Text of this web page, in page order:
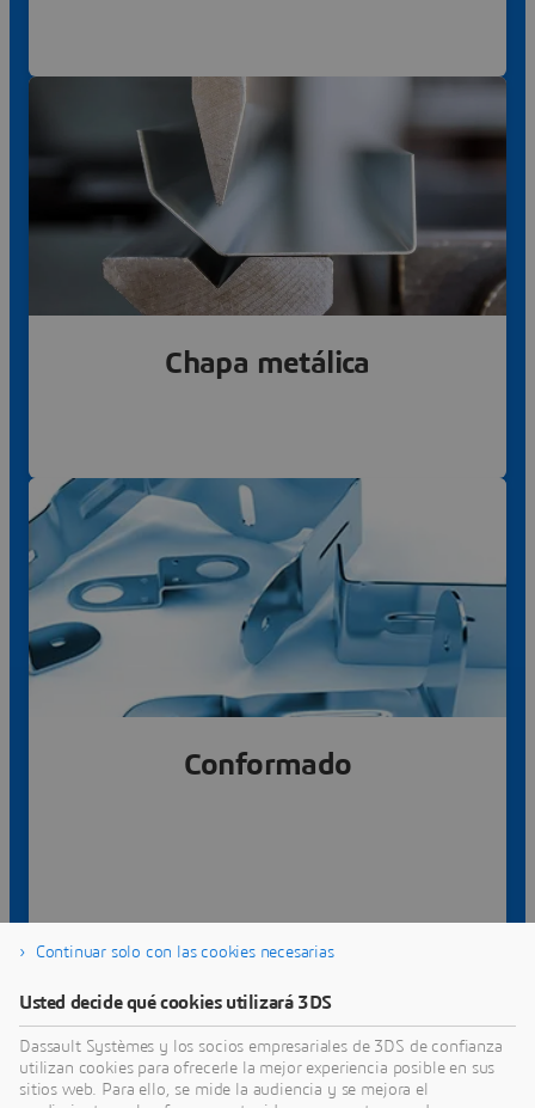
Obtener más información
Chapa metálica
Más información
Conformado
Continuar solo con las cookies necesarias
Usted decide qué cookies utilizará 3DS
Dassault Systèmes y los socios empresariales de 3DS de confianza
utilizan cookies para ofrecerle la mejor experiencia posible en sus
sitios web. Para ello, se mide la audiencia y se mejora el